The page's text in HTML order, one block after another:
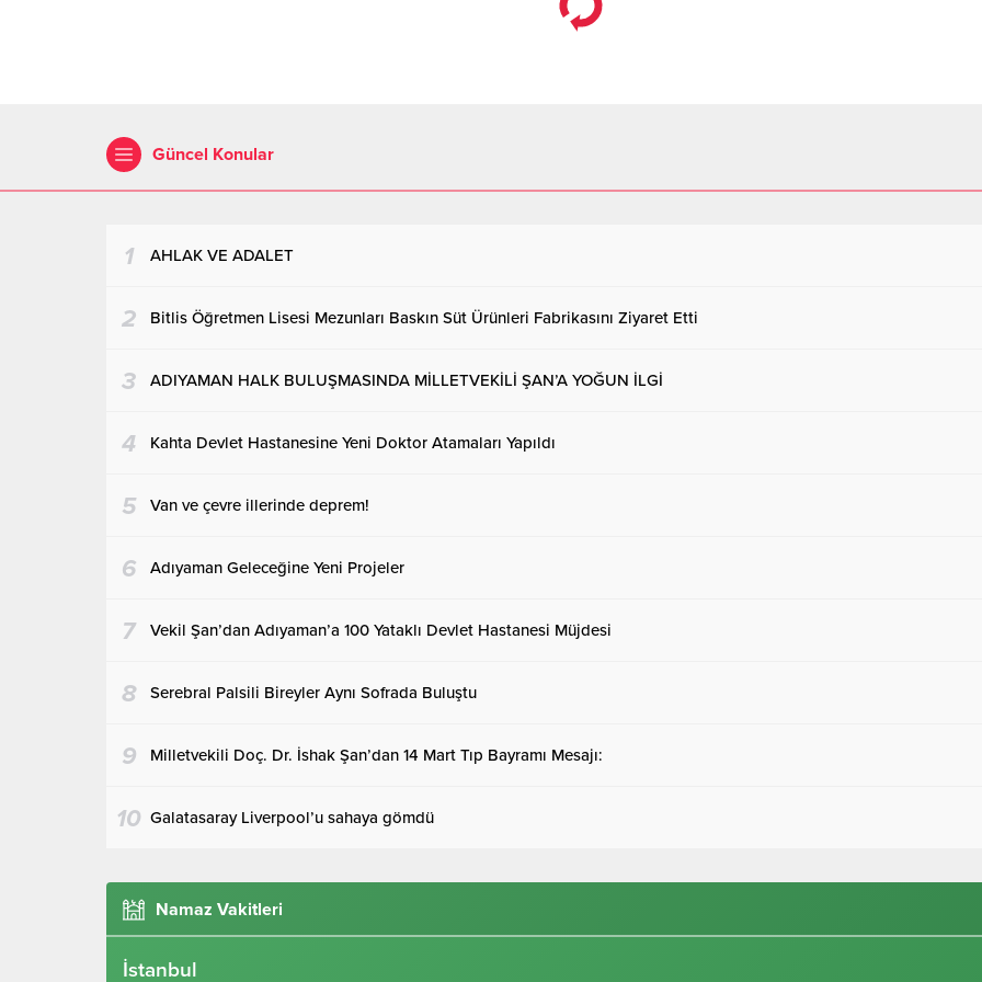
Başlatılan kan bağışının Afrin’de
mücadele eden Mehmetçikler için yapmış
Güncel Konular
1 AHLAK VE ADALET
2 Bitlis Öğretmen Lisesi Mezunları Baskın Süt Ürünleri Fabrikasını Ziyaret Etti
3 ADIYAMAN HALK BULUŞMASINDA MİLLETVEKİLİ ŞAN’A YOĞUN İLGİ
4 Kahta Devlet Hastanesine Yeni Doktor Atamaları Yapıldı
5 Van ve çevre illerinde deprem!
6 Adıyaman Geleceğine Yeni Projeler
7 Vekil Şan’dan Adıyaman’a 100 Yataklı Devlet Hastanesi Müjdesi
8 Serebral Palsili Bireyler Aynı Sofrada Buluştu
9 Milletvekili Doç. Dr. İshak Şan’dan 14 Mart Tıp Bayramı Mesajı:
10 Galatasaray Liverpool’u sahaya gömdü
Namaz Vakitleri
İstanbul